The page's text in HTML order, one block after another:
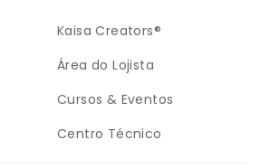
Kaisa Creators®
Área do Lojista
Cursos & Eventos
Centro Técnico